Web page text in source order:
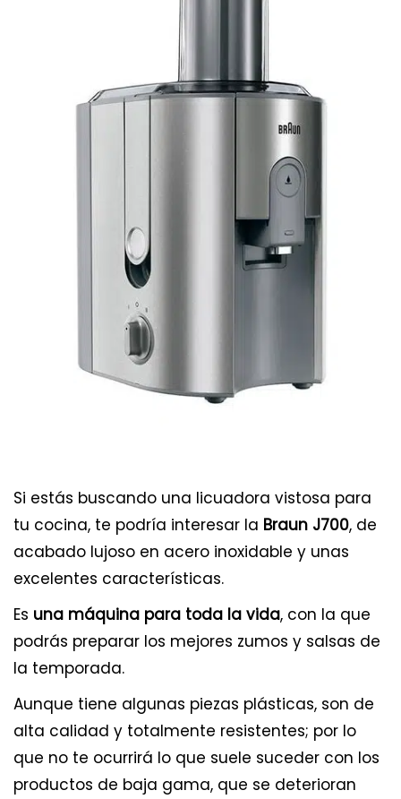
Si estás buscando una licuadora vistosa para
tu cocina, te podría interesar la Braun J700, de
acabado lujoso en acero inoxidable y unas
excelentes características.
Es una máquina para toda la vida, con la que
podrás preparar los mejores zumos y salsas de
la temporada.
Aunque tiene algunas piezas plásticas, son de
alta calidad y totalmente resistentes; por lo
que no te ocurrirá lo que suele suceder con los
productos de baja gama, que se deterioran